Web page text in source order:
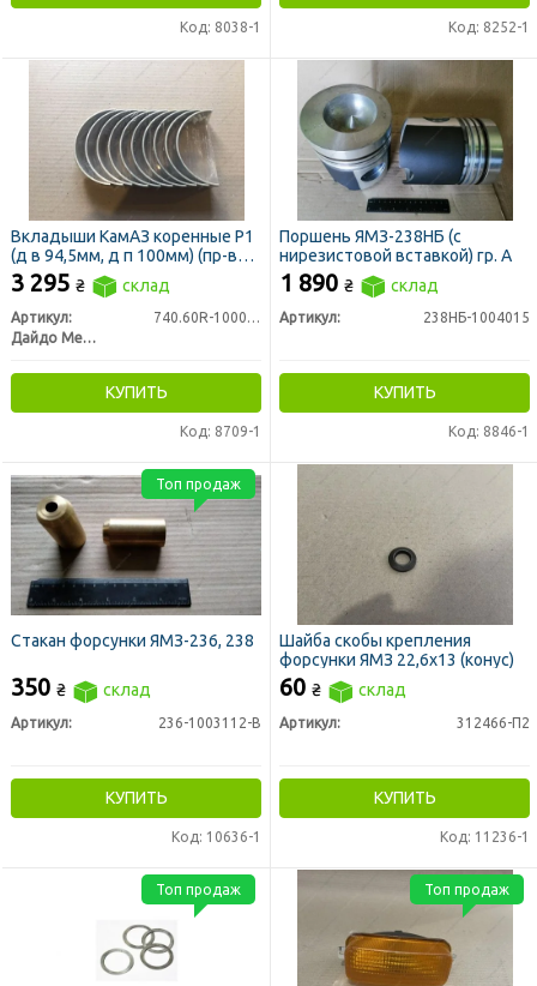
Код: 8038-1 Код: 8252-1
Вкладыши КамАЗ коренные Р1
(д в 94,5мм, д п 100мм) (пр-во
Дайдо Металл Русь)
3 295 ₴ склад
Артикул:
740.60R-1000102Р1
Дайдо Металл Русь
КУПИТЬ
Код: 8709-1
Поршень ЯМЗ-238НБ (с
нирезистовой вставкой) гр. А
1 890 ₴ склад
Артикул: 238НБ-1004015
КУПИТЬ
Код: 8846-1
Стакан форсунки ЯМЗ-236, 238
350 ₴ склад
Артикул: 236-1003112-В
КУПИТЬ
Код: 10636-1
Топ продаж
Шайба скобы крепления
форсунки ЯМЗ 22,6х13 (конус)
60 ₴ склад
Артикул: 312466-П2
КУПИТЬ
Код: 11236-1
Топ продаж Топ продаж